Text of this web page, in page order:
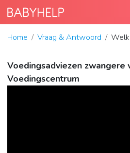
Home Vraag & Antwoord
Voedingsadviezen
Voedingscentrum